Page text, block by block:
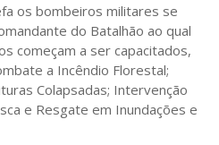
os bombeiros militares se
do Batalhão ao qual
começam a ser capacitados,
a Incêndio Florestal;
Colapsadas; Intervenção
e Resgate em Inundações e